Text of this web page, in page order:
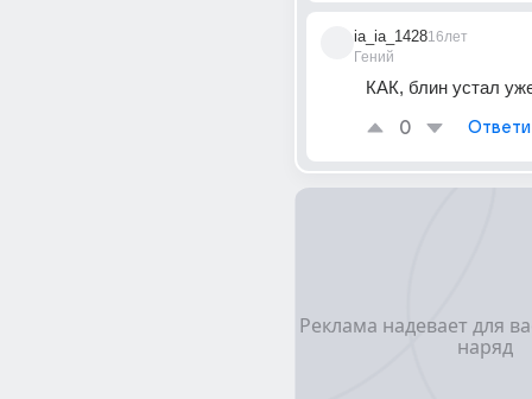
ia_ia_1428
Гений
16лет
КАК, блин устал
0